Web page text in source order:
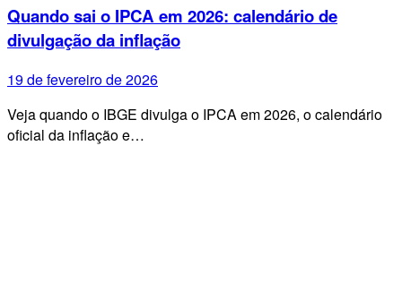
Quando sai o IPCA em 2026: calendário de
divulgação da inflação
19 de fevereiro de 2026
Veja quando o IBGE divulga o IPCA em 2026, o calendário
oficial da inflação e…